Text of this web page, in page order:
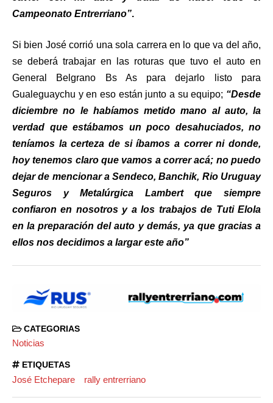
Campeonato Entrerriano”.
Si bien José corrió una sola carrera en lo que va del año,
se deberá trabajar en las roturas que tuvo el auto en
General Belgrano Bs As para dejarlo listo para
Gualeguaychu y en eso están junto a su equipo; “Desde
diciembre no le habíamos metido mano al auto, la
verdad que estábamos un poco desahuciados, no
teníamos la certeza de si íbamos a correr ni donde,
hoy tenemos claro que vamos a correr acá; no puedo
dejar de mencionar a Sendeco, Banchik, Rio Uruguay
Seguros y Metalúrgica Lambert que siempre
confiaron en nosotros y a los trabajos de Tuti Elola
en la preparación del auto y demás, ya que gracias a
ellos nos decidimos a largar este año”
CATEGORIAS
Noticias
ETIQUETAS
José Etchepare rally entrerriano